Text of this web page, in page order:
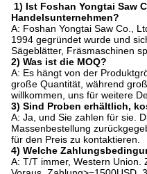
1) Ist Foshan Yongtai Saw
Handelsunternehmen?
A: Foshan Yongtai Saw Co.,
1994 gegründet wurde und
Sägeblätter, Fräsmaschinen
2) Was ist die MOQ?
A: Es hängt von der
große Quantität, während
willkommen, uns für weitere
3) Sind Proben erhältlich,
A: Ja, und Sie zahlen für sie.
Massenbestellung
für den Preis zu kontaktieren.
4) Welche
A: T/T immer, Western Union.